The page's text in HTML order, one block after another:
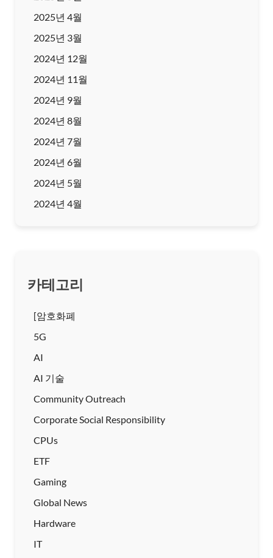
2025년 4월
2025년 3월
2024년 12월
2024년 11월
2024년 9월
2024년 8월
2024년 7월
2024년 6월
2024년 5월
2024년 4월
카테고리
[암호화폐
5G
AI
AI 기술
Community Outreach
Corporate Social Responsibility
CPUs
ETF
Gaming
Global News
Hardware
IT